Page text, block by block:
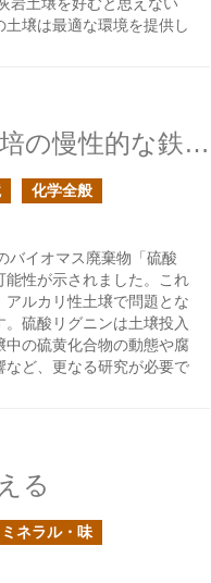
壌は最適な環境を提供し
硫酸リグニンは施設栽培の慢性的な鉄欠乏を解決できるか？
化学全般
バイオマス廃棄物「硫酸
能性が示されました。これ
ルカリ性土壌で問題とな
硫酸リグニンは土壌投入
中の硫黄化合物の動態や腐
ど、更なる研究が必要で
る
ネラル・味